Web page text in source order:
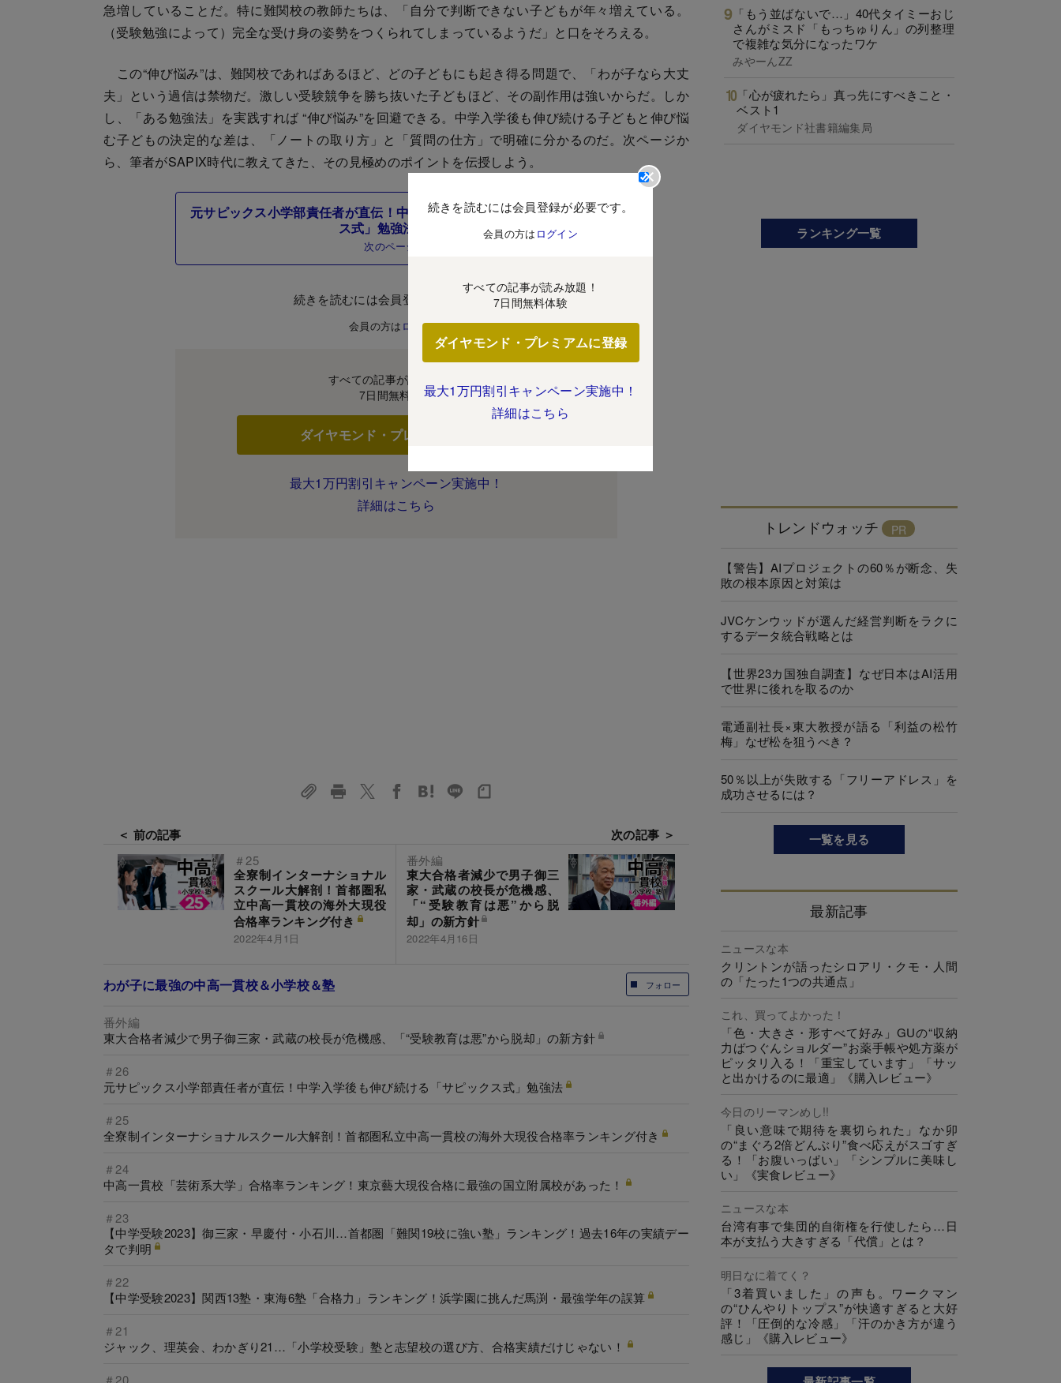
急増していることだ。特に難関校の教師たちは、「自分で判断できない子どもが年々増えている。
（受験勉強によって）完全な受け身の姿勢をつくられてしまっているようだ」と口をそろえる。
この“伸び悩み”は、難関校であればあるほど、どの子どもにも起き得る問題で、「わが子なら大丈
夫」という過信は禁物だ。激しい受験競争を勝ち抜いた子どもほど、その副作用は強いからだ。しか
し、「ある勉強法」を実践すれば “伸び悩み”を回避できる。中学入学後も伸び続ける子どもと伸び悩
む子どもの決定的な差は、「ノートの取り方」と「質問の仕方」で明確に分かるのだ。次ページか
ら、筆者がSAPIX時代に教えてきた、その見極めのポイントを伝授しよう。
元サピックス小学部責任者が直伝！中学入学後も伸び続ける「サピック
ス式」勉強法とは？
次のページ
続きを読むには会員登録が必要です。
会員の方は ログイン
すべての記事が読み放題！
7日間無料体験
ダイヤモンド・プレミアムに登録
最大1万円割引キャンペーン実施中！
詳細はこちら
続きを読むには会員登録が必要です。
会員の方は ログイン
すべての記事が読み放題！
7日間無料体験
ダイヤモンド・プレミアムに登録
最大1万円割引キャンペーン実施中！
詳細はこちら
＜ 前の記事
＃25
全寮制インターナショナル
スクール大解剖！首都圏私
立中高一貫校の海外大現役
合格率ランキング付き
2022年4月1日
次の記事 ＞
番外編
東大合格者減少で男子御三
家・武蔵の校長が危機感、
「“受験教育は悪”から脱
却」の新方針
2022年4月16日
フォロー
わが子に最強の中高一貫校＆小学校＆塾
番外編
東大合格者減少で男子御三家・武蔵の校長が危機感、「“受験教育は悪”から脱却」の新方針
＃26
元サピックス小学部責任者が直伝！中学入学後も伸び続ける「サピックス式」勉強法
＃25
全寮制インターナショナルスクール大解剖！首都圏私立中高一貫校の海外大現役合格率ランキング付き
＃24
中高一貫校「芸術系大学」合格率ランキング！東京藝大現役合格に最強の国立附属校があった！
＃23
【中学受験2023】御三家・早慶付・小石川…首都圏「難関19校に強い塾」ランキング！過去16年の実績デー
タで判明
＃22
【中学受験2023】関西13塾・東海6塾「合格力」ランキング！浜学園に挑んだ馬渕・最強学年の誤算
＃21
ジャック、理英会、わかぎり21…「小学校受験」塾と志望校の選び方、合格実績だけじゃない！
＃20
「もう並ばないで…」40代タイミーおじ
さんがミスド「もっちゅりん」の列整理
で複雑な気分になったワケ
みやーんZZ
「心が疲れたら」真っ先にすべきこと・
ベスト1
ダイヤモンド社書籍編集局
ランキング一覧
トレンドウォッチ
【警告】AIプロジェクトの60％が断念、失
敗の根本原因と対策は
JVCケンウッドが選んだ経営判断をラクに
するデータ統合戦略とは
【世界23カ国独自調査】なぜ日本はAI活用
で世界に後れを取るのか
電通副社長×東大教授が語る「利益の松竹
梅」なぜ松を狙うべき？
50％以上が失敗する「フリーアドレス」を
成功させるには？
一覧を見る
最新記事
ニュースな本
クリントンが語ったシロアリ・クモ・人間
の「たった1つの共通点」
これ、買ってよかった！
「色・大きさ・形すべて好み」GUの“収納
力ばつぐんショルダー”お薬手帳や処方薬が
ピッタリ入る！「重宝しています」「サッ
と出かけるのに最適」《購入レビュー》
今日のリーマンめし!!
「良い意味で期待を裏切られた」なか卯
の“まぐろ2倍どんぶり”食べ応えがスゴすぎ
る！「お腹いっぱい」「シンプルに美味し
い」《実食レビュー》
ニュースな本
台湾有事で集団的自衛権を行使したら…日
本が支払う大きすぎる「代償」とは？
明日なに着てく？
「3着買いました」の声も。ワークマン
の“ひんやりトップス”が快適すぎると大好
評！「圧倒的な冷感」「汗のかき方が違う
感じ」《購入レビュー》